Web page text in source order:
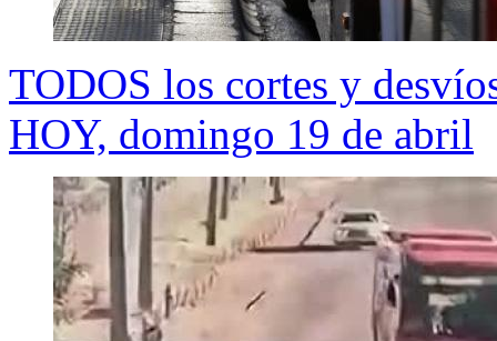
TODOS los cortes y
HOY, domingo 19 de abril